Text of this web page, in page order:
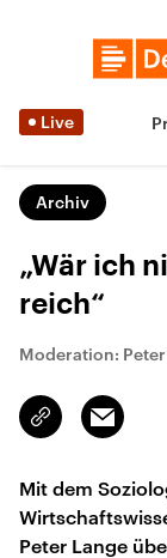
Live
Archiv
„Wär ich
reich“
Moderation:
Link
kopieren/teilen
Email
Mit dem
Peter Lange